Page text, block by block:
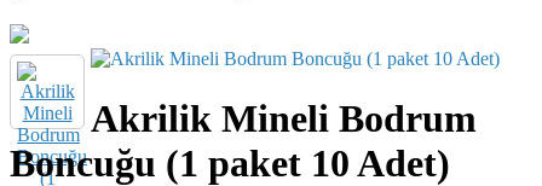
Akrilik Mineli Bodrum
Boncuğu (1 paket 10 Adet)